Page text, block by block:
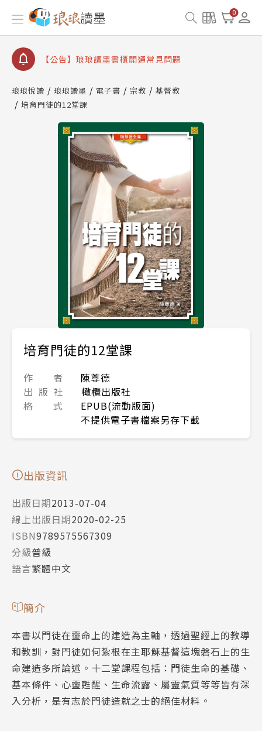
0
【公告】因 Readmoo 讀墨系統維護中，本站同步暫
停部分閱讀服務
【公告】琅琅讀墨數位閱讀資產合併與書櫃開通申請
【公告】琅琅讀墨書櫃開通常見問題
請圖文教學
【公告】琅琅書店服務升級重要說明及資產合併結果
查詢
【公告】因 Readmoo 讀墨系統維護中，本站同步暫
停部分閱讀服務
琅琅悅讀 琅琅讀墨 電子書 宗教
基督教
培育門徒的12堂課
培育門徒的12堂課
作 者
陳尊德
出 版 社
橄欖出版社
格 式
EPUB(流動版面)
不提供電子書檔案另存下載
出版資訊
出版日期2013-07-04
線上出版日期2020-02-25
ISBN9789575567309
分級普級
語言繁體中文
簡介
本書以門徒在靈命上的建造為主軸，透過聖經上的教導
和教訓，對門徒如何紮根在主耶穌基督這塊磐石上的生
命建造多所論述。十二堂課程包括：門徒生命的基礎、
基本條件、心靈甦醒、生命流露、屬靈氣質等等皆有深
入分析，是有志於門徒造就之士的絕佳材料。